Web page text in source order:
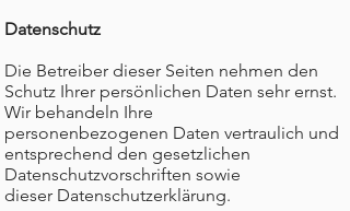
Datenschutz
Die Betreiber dieser Seiten nehmen den
Schutz Ihrer persönlichen Daten sehr ernst.
Wir behandeln Ihre
personenbezogenen Daten vertraulich und
entsprechend den gesetzlichen
Datenschutzvorschriften sowie
dieser Datenschutzerklärung.